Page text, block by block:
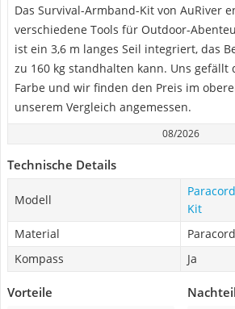
Das Survival-Armband-Kit von AuRiver
verschiedene Tools für Outdoor-
ist ein 3,6 m langes Seil integriert, das
zu 160 kg standhalten kann. Uns
Farbe und wir finden den Preis im
unserem Vergleich angemessen.
08/2026
Technische Details
Modell
Kit
Material
Paracord
Kompass
Ja
Vorteile